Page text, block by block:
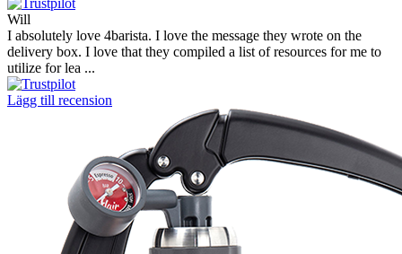
Will
I absolutely love 4barista. I love the message they wrote on the
delivery box. I love that they compiled a list of resources for me to
utilize for lea ...
Lägg till recension